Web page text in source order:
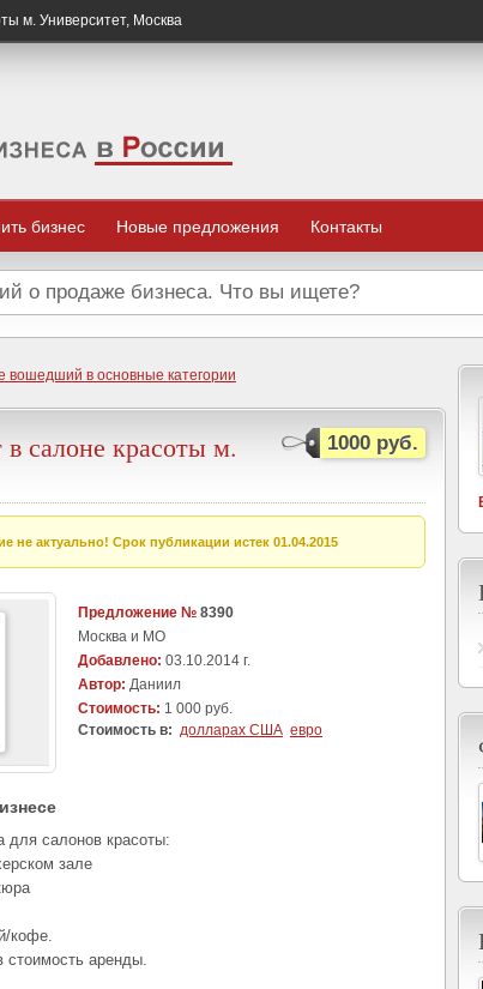
м. Университет, Москва
бизнес Новые предложения Контакты
вошедший в основные категории
1000 руб.
салоне красоты м.
не актуально! Срок публикации истек 01.04.2015
Предложение № 8390
Москва и МО
Добавлено: 03.10.2014 г.
Автор: Даниил
Стоимость: 1 000 руб.
Стоимость в: долларах США евро
для салонов красоты:
зале
кофе.
стоимость аренды.